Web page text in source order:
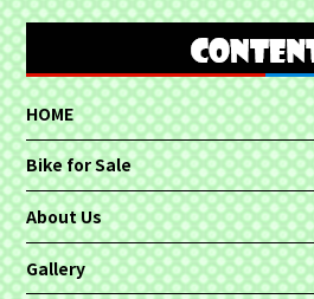
HOME
Bike for Sale
About Us
Gallery